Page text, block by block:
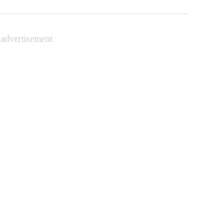
advertisement